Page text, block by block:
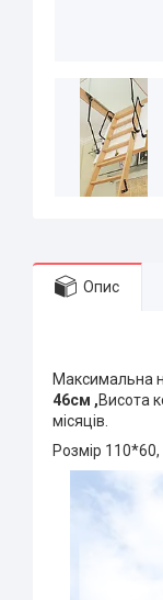
Опис
Максимальна
46см ,Висота
місяців.
Розмір